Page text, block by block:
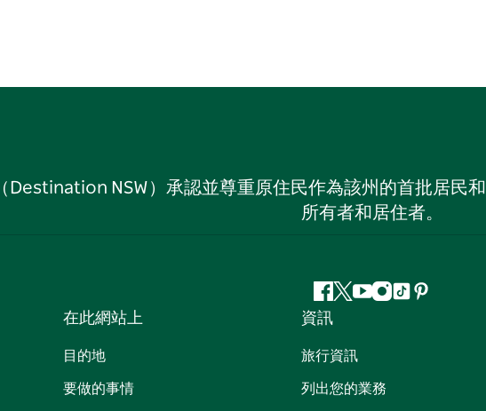
Destination NSW）承認並尊重原住民作為該州的首批居民
所有者和居住者。
Facebook
嘰
喳
喳
Youtube
Instagram
抖 Pinterest
在此網站上
目的地
要做的事情
資訊
旅行資訊
列出您的業務